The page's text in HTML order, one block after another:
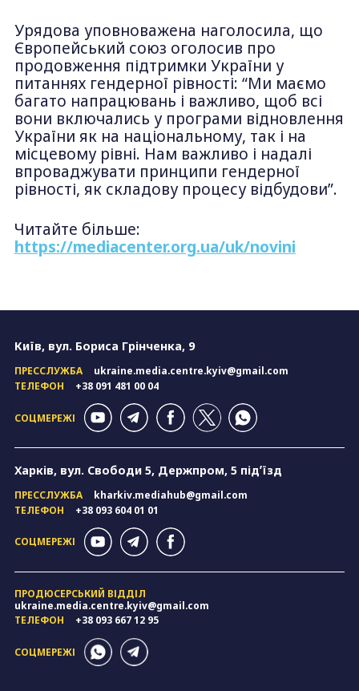
Урядова уповноважена наголосила, що
Європейський союз оголосив про
продовження підтримки України у
питаннях гендерної рівності: “Ми маємо
багато напрацювань і важливо, щоб всі
вони включались у програми відновлення
України як на національному, так і на
місцевому рівні. Нам важливо і надалі
впроваджувати принципи гендерної
рівності, як складову процесу відбудови”.
Читайте більше:
https://mediacenter.org.ua/uk/novini
Київ, вул. Бориса Грінченка, 9
ПРЕССЛУЖБА
ukraine.media.centre.kyiv@gmail.com
ТЕЛЕФОН
+38 091 481 00 04
СОЦМЕРЕЖІ
Харків, вул. Свободи 5, Держпром, 5 підʼїзд
ПРЕССЛУЖБА
kharkiv.mediahub@gmail.com
ТЕЛЕФОН
+38 093 604 01 01
СОЦМЕРЕЖІ
ПРОДЮСЕРСЬКИЙ ВІДДІЛ
ukraine.media.centre.kyiv@gmail.com
ТЕЛЕФОН
+38 093 667 12 95
СОЦМЕРЕЖІ